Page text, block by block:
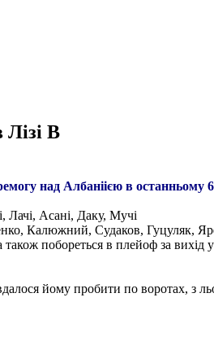
B
над Албаніією в останньому
Лачі, Асані, Даку, Мучі
Калюжний, Судаков, Гуцуляк,
також побореться в плейоф за
йому пробити по воротах, з